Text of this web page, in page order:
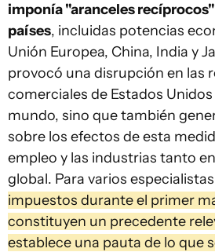
imponía "aranceles recíprocos"
países, incluidas potencias
Unión Europea, China, India y
provocó una disrupción en las
comerciales de Estados
mundo, sino que también
sobre los efectos de esta
empleo y las industrias tanto
global. Para varios
impuestos durante el primer
constituyen un precedente
establece una pauta de lo que